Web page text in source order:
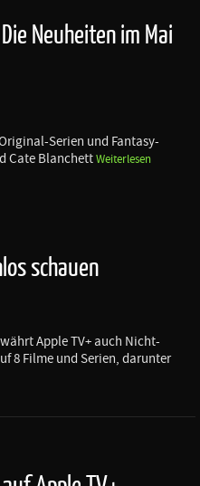
Neuheiten im Mai
Serien und Fantasy-
Cate BlanchettWeiterlesen
schauen
Apple TV+ auch Nicht-
8 Filme und Serien, darunter